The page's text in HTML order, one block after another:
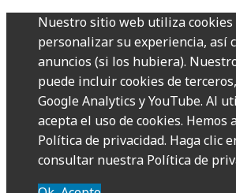
Nuestro sitio web utiliza
personalizar su experiencia, así
anuncios (si los hubiera).
puede incluir cookies de
Google Analytics y YouTube. Al
acepta el uso de cookies. Hemos
Política de privacidad. Haga clic
consultar nuestra Política de